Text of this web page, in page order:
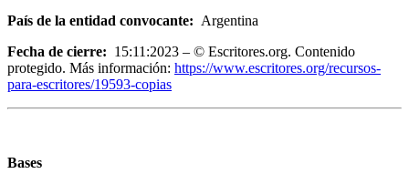
País de la entidad convocante: Argentina
Fecha de cierre: 15:11:2023 – © Escritores.org. Contenido
protegido. Más información: https://www.escritores.org/recursos-
para-escritores/19593-copias
Bases